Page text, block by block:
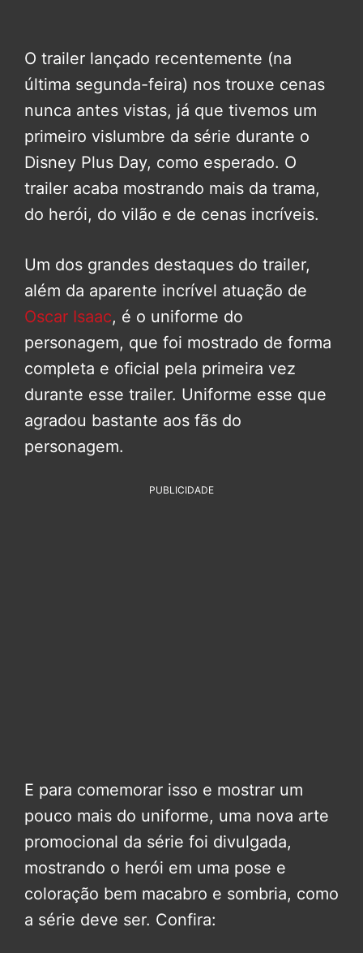
O trailer lançado recentemente (na
última segunda-feira) nos trouxe cenas
nunca antes vistas, já que tivemos um
primeiro vislumbre da série durante o
Disney Plus Day, como esperado. O
trailer acaba mostrando mais da trama,
do herói, do vilão e de cenas incríveis.
Um dos grandes destaques do trailer,
além da aparente incrível atuação de
Oscar Isaac, é o uniforme do
personagem, que foi mostrado de forma
completa e oficial pela primeira vez
durante esse trailer. Uniforme esse que
agradou bastante aos fãs do
personagem.
PUBLICIDADE
E para comemorar isso e mostrar um
pouco mais do uniforme, uma nova arte
promocional da série foi divulgada,
mostrando o herói em uma pose e
coloração bem macabro e sombria, como
a série deve ser. Confira: